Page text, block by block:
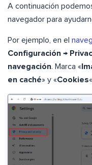
A continuación
navegador para
Por ejemplo, en el
Configuración →
navegación. Marca «
en caché» y «Cookies